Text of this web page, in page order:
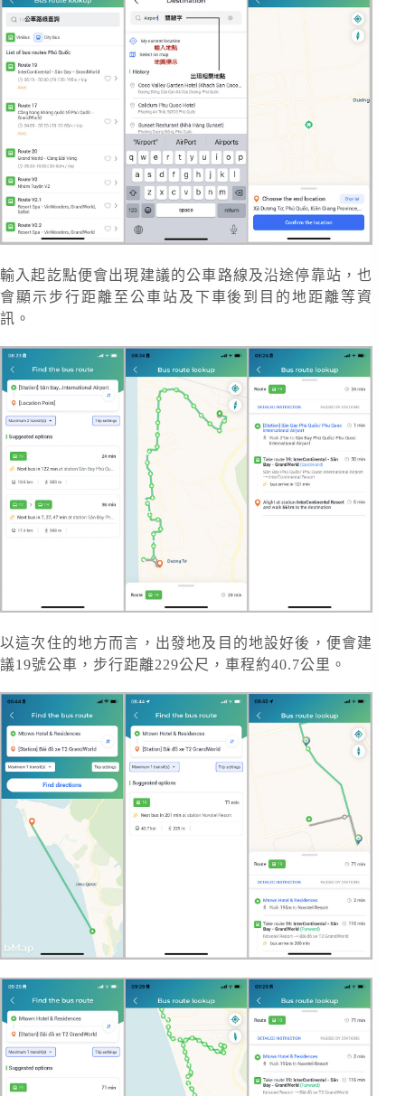
輸入起訖點便會出現建議的公車路線及沿途停靠站，也
會顯示步行距離至公車站及下車後到目的地距離等資
訊。
以這次住的地方而言，出發地及目的地設好後，便會建
議19號公車，步行距離229公尺，車程約40.7公里。